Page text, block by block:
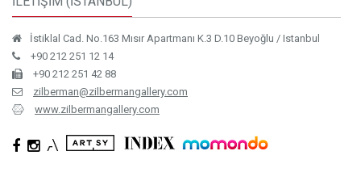
İstiklal Cad. No.163 Mısır Apartmanı K.3 D.10 Beyoğlu / Istanbul
+90 212 251 12 14
+90 212 251 42 88
zilberman@zilbermangallery.com
www.zilbermangallery.com